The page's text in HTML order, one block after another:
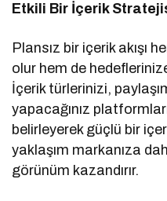
Etkili Bir İçerik
Plansız bir içerik akışı
olur hem de
İçerik türlerinizi, paylaşım
yapacağınız
belirleyerek güçlü bir
yaklaşım markanıza
görünüm kazandırır.